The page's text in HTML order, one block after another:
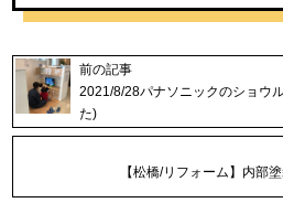
前の記事
2021/8/28パナソニックのショウ
た)
【松橋/リフォーム】内部